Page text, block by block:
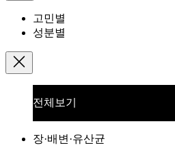
고민별
성분별
전체보기
장·배변·유산균